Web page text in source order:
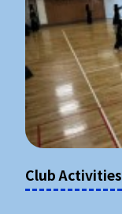
Club Activities